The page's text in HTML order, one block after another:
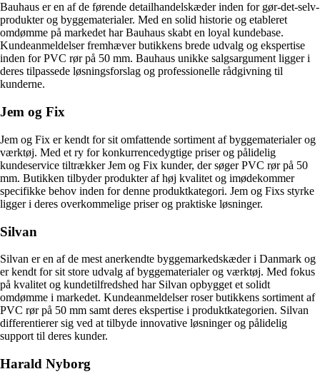
Bauhaus er en af de førende detailhandelskæder inden for gør-det-selv-
produkter og byggematerialer. Med en solid historie og etableret
omdømme på markedet har Bauhaus skabt en loyal kundebase.
Kundeanmeldelser fremhæver butikkens brede udvalg og ekspertise
inden for PVC rør på 50 mm. Bauhaus unikke salgsargument ligger i
deres tilpassede løsningsforslag og professionelle rådgivning til
kunderne.
Jem og Fix
Jem og Fix er kendt for sit omfattende sortiment af byggematerialer og
værktøj. Med et ry for konkurrencedygtige priser og pålidelig
kundeservice tiltrækker Jem og Fix kunder, der søger PVC rør på 50
mm. Butikken tilbyder produkter af høj kvalitet og imødekommer
specifikke behov inden for denne produktkategori. Jem og Fixs styrke
ligger i deres overkommelige priser og praktiske løsninger.
Silvan
Silvan er en af de mest anerkendte byggemarkedskæder i Danmark og
er kendt for sit store udvalg af byggematerialer og værktøj. Med fokus
på kvalitet og kundetilfredshed har Silvan opbygget et solidt
omdømme i markedet. Kundeanmeldelser roser butikkens sortiment af
PVC rør på 50 mm samt deres ekspertise i produktkategorien. Silvan
differentierer sig ved at tilbyde innovative løsninger og pålidelig
support til deres kunder.
Harald Nyborg